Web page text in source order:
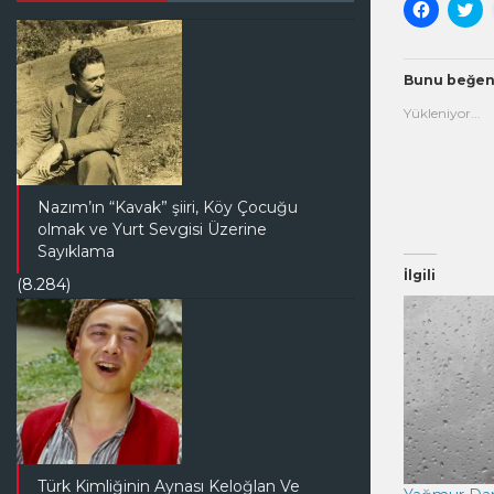
Nazım’ın “Kavak” şiiri, Köy Çocuğu
olmak ve Yurt Sevgisi Üzerine
Sayıklama
(8.284)
Türk Kimliğinin Aynası Keloğlan Ve
Bunu
Yükleniyor...
İlgili